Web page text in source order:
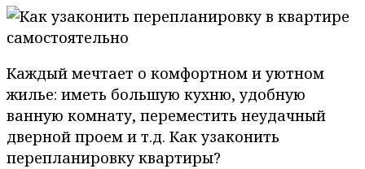
Каждый мечтает о комфортном и уютном
жилье: иметь большую кухню, удобную
ванную комнату, переместить неудачный
дверной проем и т.д. Как узаконить
перепланировку квартиры?